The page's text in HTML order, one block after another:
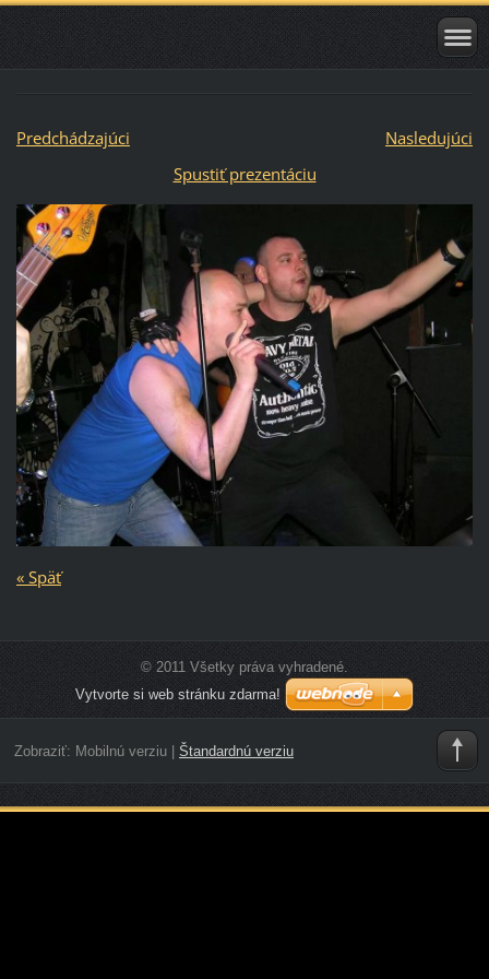
Predchádzajúci
Nasledujúci
Spustiť prezentáciu
« Späť
© 2011 Všetky práva vyhradené.
Vytvorte si web stránku zdarma!
Zobraziť: Mobilnú verziu| Štandardnú verziu